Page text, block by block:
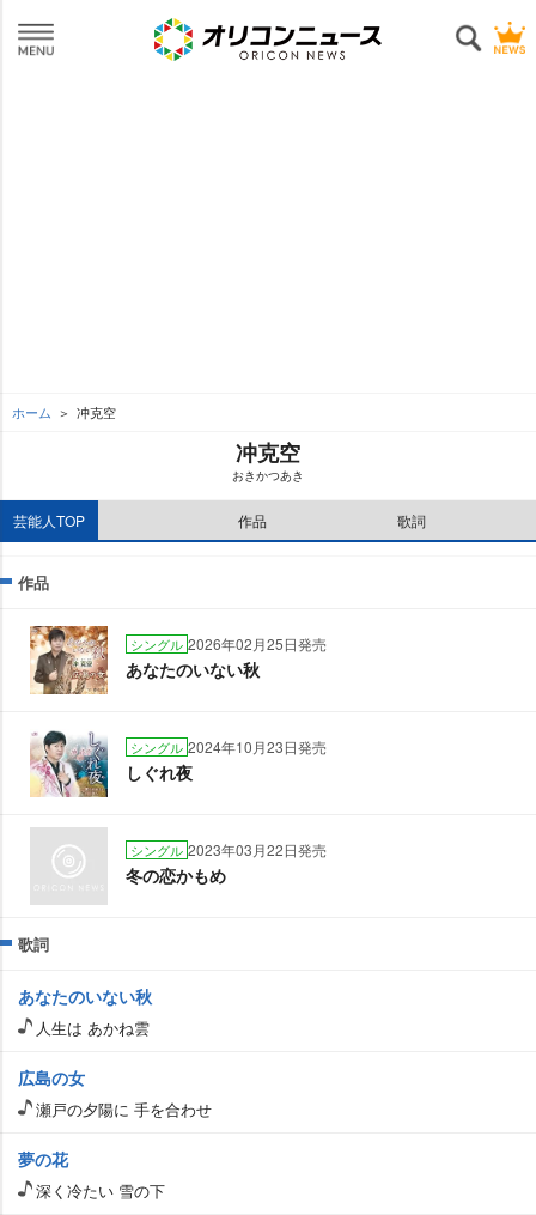
ホーム 冲克空
冲克空
おきかつあき
芸能人TOP 作品 歌詞
作品
シングル 2026年02月25日発売
あなたのいない秋
シングル 2024年10月23日発売
しぐれ夜
シングル 2023年03月22日発売
冬の恋かもめ
歌詞
あなたのいない秋
人生は あかね雲
広島の女
瀬戸の夕陽に 手を合わせ
夢の花
深く冷たい 雪の下